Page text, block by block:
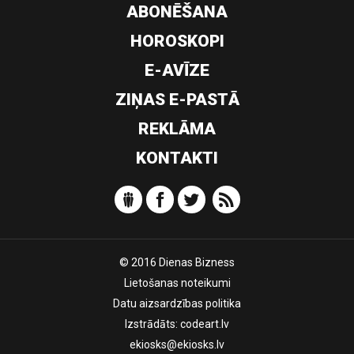
ABONĒŠANA
HOROSKOPI
E-AVĪZE
ZIŅAS E-PASTĀ
REKLĀMA
KONTAKTI
© 2016 Dienas Bizness
Lietošanas noteikumi
Datu aizsardzības politika
Izstrādāts: codeart.lv
ekiosks@ekiosks.lv